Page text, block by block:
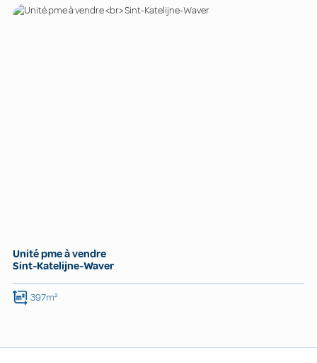
Unité pme à vendre
Sint-Katelijne-Waver
397m²